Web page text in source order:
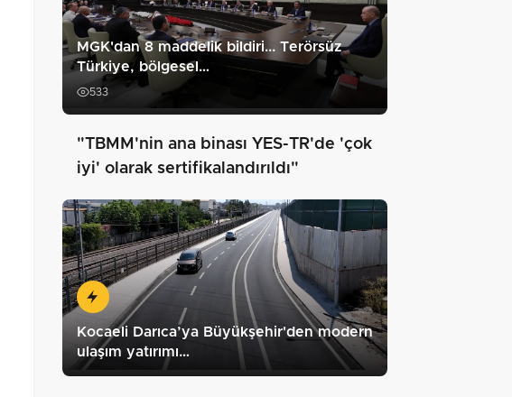
MGK'dan 8 maddelik bildiri... Terörsüz
Türkiye, bölgesel…
533
"TBMM'nin ana binası YES-TR'de 'çok
iyi' olarak sertifikalandırıldı"
Kocaeli Darıca’ya Büyükşehir'den modern
ulaşım yatırımı…